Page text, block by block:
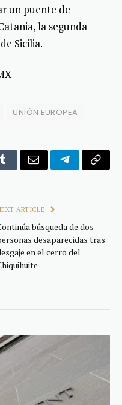
un puente de
la segunda
Sicilia.
UNIÓN EUROPEA
TumblrEmail TelegramCopy
ARTICLE
búsqueda de dos
desaparecidas tras
en el cerro del